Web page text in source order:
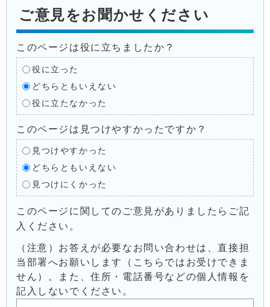
ご意見をお聞かせください
このページは役に立ちましたか？
役に立った
どちらともいえない
役に立たなかった
このページは見つけやすかったですか？
見つけやすかった
どちらともいえない
見つけにくかった
このページに関してのご意見がありましたらご記
入ください。
（注意）お答えが必要なお問い合わせは、直接担
当部署へお願いします（こちらではお受けできま
せん）。また、住所・電話番号などの個人情報を
記入しないでください。